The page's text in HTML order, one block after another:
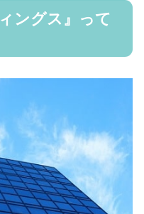
ングス』って